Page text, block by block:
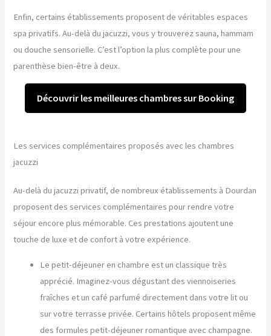
Enfin, certains établissements proposent de véritables espaces
spa privatifs. Au-delà du jacuzzi, vous y trouverez sauna, hammam
ou douche sensorielle. C’est l’option la plus complète pour une
parenthèse bien-être à deux.
Découvrir les meilleures chambres sur Booking
Les services complémentaires proposés avec les chambres
jacuzzi
Au-delà du jacuzzi privatif, de nombreux établissements à Dourdan
proposent des services complémentaires pour rendre votre
séjour encore plus mémorable. Ces prestations ajoutent une
touche de luxe et de confort à votre expérience.
Le petit-déjeuner en chambre est un classique très
apprécié. Imaginez-vous dégustant des viennoiseries
fraîches et un café parfumé directement dans votre lit ou
sur votre terrasse privée. Certains hôtels proposent même
des formules petit-déjeuner romantique avec champagne.